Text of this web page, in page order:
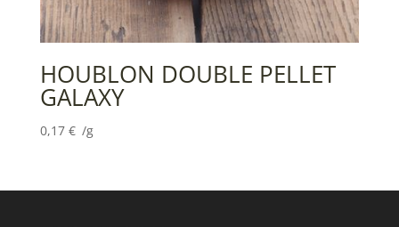
HOUBLON DOUBLE PELLET
GALAXY
0,17 € /g